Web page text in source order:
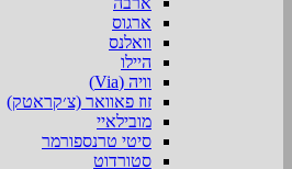
ארגוס
וואלנס
היילו
וויה (Via)
זוז פאוואר (צ׳קראטק)
מובילאיי
סיטי טרנספורמר
סטורדוט